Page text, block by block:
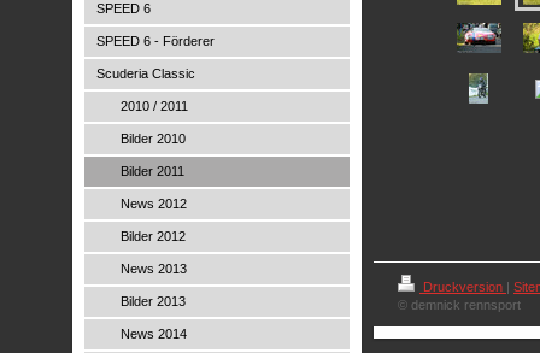
SPEED 6
SPEED 6 - Förderer
Scuderia Classic
2010 / 2011
Bilder 2010
Bilder 2011
News 2012
Bilder 2012
News 2013
Bilder 2013
News 2014
Druckversion |
© demnick rennsport